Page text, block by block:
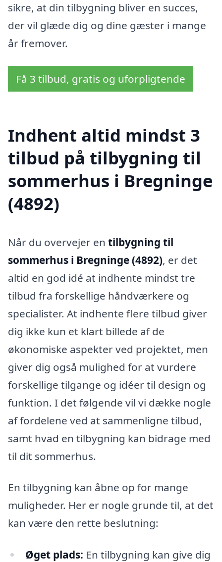
sikre, at din tilbygning bliver en succes,
der vil glæde dig og dine gæster i mange
år fremover.
Få 3 tilbud, gratis og uforpligtende
Indhent altid mindst 3
tilbud på tilbygning til
sommerhus i Bregninge
(4892)
Når du overvejer en tilbygning til
sommerhus i Bregninge (4892), er det
altid en god idé at indhente mindst tre
tilbud fra forskellige håndværkere og
specialister. At indhente flere tilbud giver
dig ikke kun et klart billede af de
økonomiske aspekter ved projektet, men
giver dig også mulighed for at vurdere
forskellige tilgange og idéer til design og
funktion. I det følgende vil vi dække nogle
af fordelene ved at sammenligne tilbud,
samt hvad en tilbygning kan bidrage med
til dit sommerhus.
En tilbygning kan åbne op for mange
muligheder. Her er nogle grunde til, at det
kan være den rette beslutning:
Øget plads: En tilbygning kan give dig